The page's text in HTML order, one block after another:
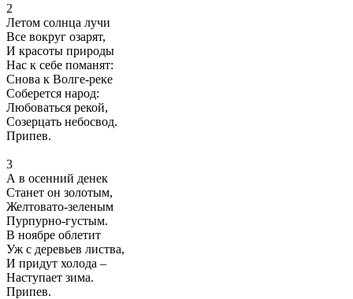
2
Летом солнца лучи
Все вокруг озарят,
И красоты природы
Нас к себе поманят:
Снова к Волге-реке
Соберется народ:
Любоваться рекой,
Созерцать небосвод.
Припев.
3
А в осенний денек
Станет он золотым,
Желтовато-зеленым
Пурпурно-густым.
В ноябре облетит
Уж с деревьев листва,
И придут холода –
Наступает зима.
Припев.